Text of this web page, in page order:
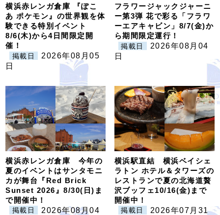
横浜赤レンガ倉庫 『ぽこ
あ ポケモン』の世界観を体
験できる特別イベント
8/6(木)から4日間限定開
催！
掲載日
2026年08月05
日
フラワージャックジャーニ
ー第3弾 花で彩る「フラワ
ーエアキャビン」8/7(金)か
ら期間限定運行！
掲載日
2026年08月04
日
横浜赤レンガ倉庫 今年の
夏のイベントはサンタモニ
カが舞台『Red Brick
Sunset 2026』8/30(日)ま
で開催中！
掲載日
2026年08月04
横浜駅直結 横浜ベイシェ
ラトン ホテル＆タワーズの
レストランで夏の北海道贅
沢ブッフェ10/16(金)まで
開催中！
掲載日
2026年07月31